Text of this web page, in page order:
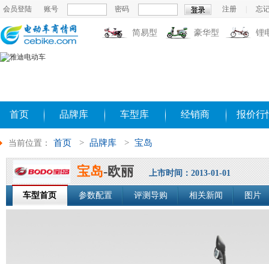
会员登陆 账号 密码 注册 忘
简易型 豪华型 锂
首页 品牌库 车型库 经销商 报价行
当前位置： 首页 > 品牌库 > 宝岛
宝岛-欧丽 上市时间：2013-01-01
车型首页 参数配置 评测导购 相关新闻 图片